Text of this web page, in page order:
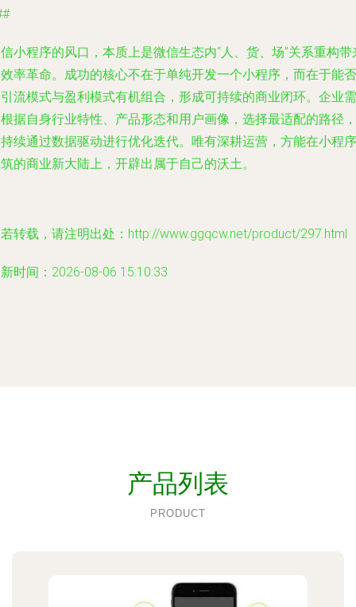
小程序的风口，本质上是微信生态内“人、货、场”关系重构带
率革命。成功的核心不在于单纯开发一个小程序，而在于能否
引流模式与盈利模式有机组合 ，形成可持续的商业闭环。企业需
据自身行业特性、产品形态和用户画像，选择最适配的路径，
续通过数据驱动进行优化迭代。唯有深耕运营，方能在小程序
的商业新大陆上，开辟出属于自己的沃土。
转载，请注明出处：http://www.ggqcw.net/product/297.html
时间：2026-08-06 15:10:33
产品列表
PRODUCT